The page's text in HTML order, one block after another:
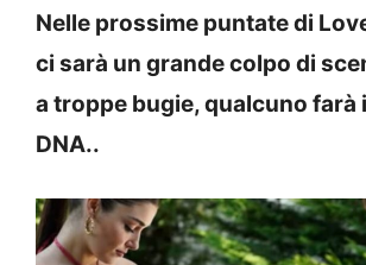
Nelle prossime puntate di
ci sarà un grande colpo di
a troppe bugie, qualcuno farà
DNA..